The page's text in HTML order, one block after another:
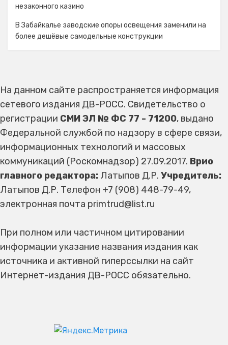
незаконного казино
В Забайкалье заводские опоры освещения заменили на
более дешёвые самодельные конструкции
На данном сайте распространяется информация
сетевого издания ДВ-РОСС. Свидетельство о
регистрации СМИ ЭЛ № ФС 77 - 71200, выдано
Федеральной службой по надзору в сфере связи,
информационных технологий и массовых
коммуникаций (Роскомнадзор) 27.09.2017. Врио
главного редактора: Латыпов Д.Р. Учредитель:
Латыпов Д.Р. Телефон +7 (908) 448-79-49,
электронная почта primtrud@list.ru
При полном или частичном цитировании
информации указание названия издания как
источника и активной гиперссылки на сайт
Интернет-издания ДВ-РОСС обязательно.